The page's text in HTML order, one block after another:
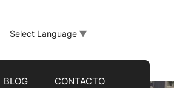
Select Language ▼
BLOG CONTACTO